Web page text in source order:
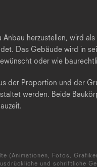
herzustellen, wird
Das Gebäude wird in
oder wie
der Proportion und der
werden. Beide
(Animationen, Fotos,
und schriftliche